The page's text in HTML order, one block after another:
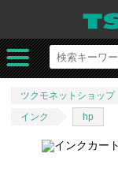
ツクモネットショップ
インク
hp